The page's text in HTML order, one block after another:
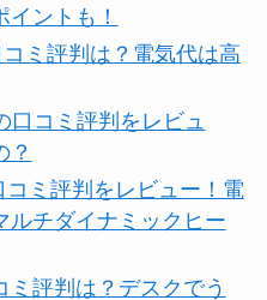
ントも！
ミ評判は？電気代は高
口コミ評判をレビュ
？
ミ評判をレビュー！電
ルチダイナミックヒー
ミ評判は？デスクでう